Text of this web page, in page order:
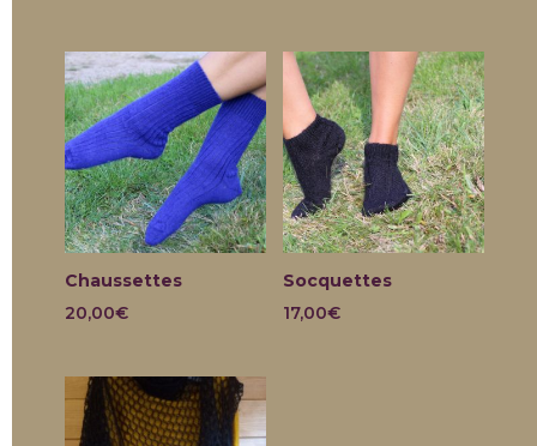
Chaussettes
20,00€
Socquettes
17,00€